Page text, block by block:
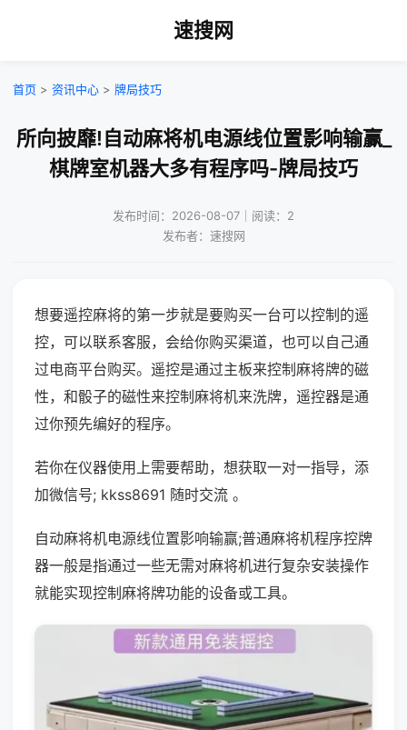
速搜网
首页 > 资讯中心 > 牌局技巧
所向披靡!自动麻将机电源线位置影响输赢_
棋牌室机器大多有程序吗-牌局技巧
发布时间：2026-08-07｜阅读：2
发布者：速搜网
想要遥控麻将的第一步就是要购买一台可以控制的遥
控，可以联系客服，会给你购买渠道，也可以自己通
过电商平台购买。遥控是通过主板来控制麻将牌的磁
性，和骰子的磁性来控制麻将机来洗牌，遥控器是通
过你预先编好的程序。
若你在仪器使用上需要帮助，想获取一对一指导，添
加微信号; kkss8691 随时交流 。
自动麻将机电源线位置影响输赢;普通麻将机程序控牌
器一般是指通过一些无需对麻将机进行复杂安装操作
就能实现控制麻将牌功能的设备或工具。